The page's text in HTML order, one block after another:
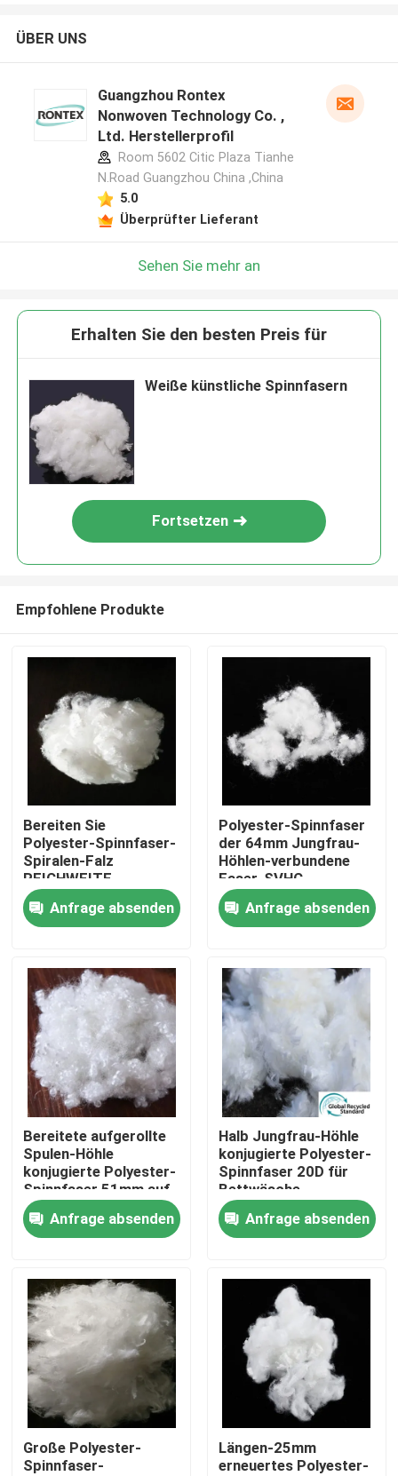
Produkte
Über uns
Fabrik Tour
Qualitätskontrolle
Kontakt
Referenzen
Dickflüssige Spinnfaser
Recycelte Polyester-Stapelfaser
Polypropylen-Stapelfaser
ÜBER UNS
Guangzhou Rontex
Nonwoven Technology Co. ,
Ltd. Herstellerprofil
Room 5602 Citic Plaza Tianhe
N.Road Guangzhou China ,China
5.0
Überprüfter Lieferant
Sehen Sie mehr an
Erhalten Sie den besten Preis für
Weiße künstliche Spinnfasern
Fortsetzen
Empfohlene Produkte
Bereiten Sie
Polyester-Spinnfaser-
Spiralen-Falz
REICHWEITE
Zertifikat auf
Anfrage absenden
Polyester-Spinnfaser
der 64mm Jungfrau-
Höhlen-verbundene
Faser-SVHC
Anfrage absenden
Bereitete aufgerollte
Spulen-Höhle
konjugierte Polyester-
Spinnfaser 51mm auf
Anfrage absenden
Halb Jungfrau-Höhle
konjugierte Polyester-
Spinnfaser 20D für
Bettwäsche
Anfrage absenden
Große Polyester-
Spinnfaser-
Längen-25mm
erneuertes Polyester-